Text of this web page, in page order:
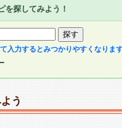
を探してみよう！
入力するとみつかりやすくなりま
う